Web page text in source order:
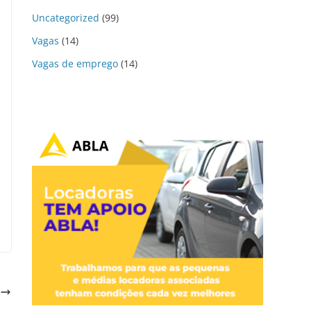
Uncategorized (99)
Vagas (14)
Vagas de emprego (14)